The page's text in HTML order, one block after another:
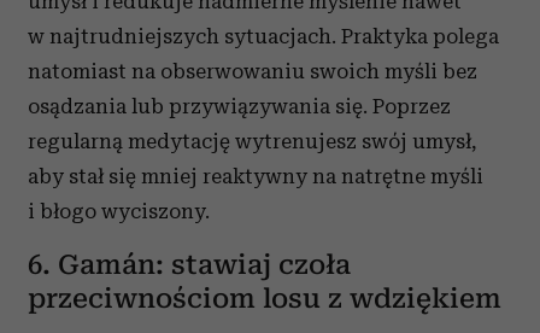
w najtrudniejszych sytuacjach. Praktyka polega
natomiast na obserwowaniu swoich myśli bez
osądzania lub przywiązywania się. Poprzez
regularną medytację wytrenujesz swój umysł,
aby stał się mniej reaktywny na natrętne myśli
i błogo wyciszony.
6. Gamán: stawiaj czoła
przeciwnościom losu z wdziękiem